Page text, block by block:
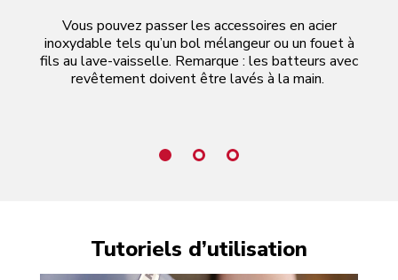
Vous pouvez passer les accessoires en acier
inoxydable tels qu’un bol mélangeur ou un fouet à
fils au lave-vaisselle. Remarque : les batteurs avec
revêtement doivent être lavés à la main.
Tutoriels d’utilisation